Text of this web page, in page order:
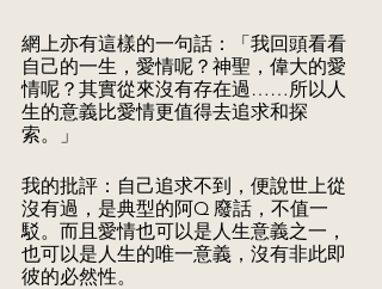
網上亦有這樣的一句話：「我回頭看看
自己的一生，愛情呢？神聖，偉大的愛
情呢？其實從來沒有存在過……所以人
生的意義比愛情更值得去追求和探
索。」
我的批評：自己追求不到，便說世上從
沒有過，是典型的阿Q 廢話，不值一
駁。而且愛情也可以是人生意義之一，
也可以是人生的唯一意義，沒有非此即
彼的必然性。